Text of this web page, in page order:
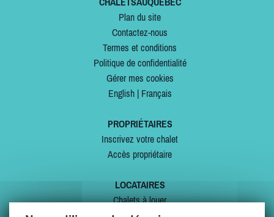
Plan du site
Contactez-nous
Termes et conditions
Politique de confidentialité
Gérer mes cookies
English| Français
PROPRIÉTAIRES
Inscrivez votre chalet
Accès propriétaire
LOCATAIRES
Chalets à louer